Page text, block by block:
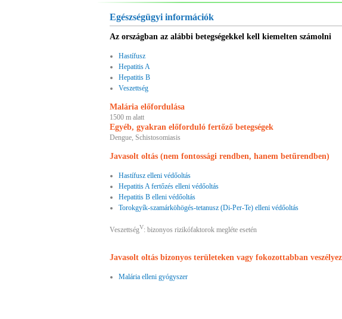
Egészségügyi információk
Az országban az alábbi betegségekkel kell kiemelten számolni
Hastífusz
Hepatitis A
Hepatitis B
Veszettség
Malária előfordulása
1500 m alatt
Egyéb, gyakran előforduló fertőző betegségek
Dengue, Schistosomiasis
Javasolt oltás (nem fontossági rendben, hanem betűrendben)
Hastífusz elleni védőoltás
Hepatitis A fertőzés elleni védőoltás
Hepatitis B elleni védőoltás
Torokgyík-szamárköhögés-tetanusz (Di-Per-Te) elleni védőoltás
VeszettségV: bizonyos rizikófaktorok megléte esetén
Javasolt oltás bizonyos területeken vagy fokozottabban
Malária elleni gyógyszer